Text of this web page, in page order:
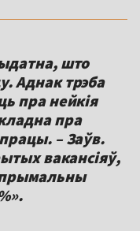
што
Аднак трэба
пра нейкія
пра
– Заўв.
вакансіяў,